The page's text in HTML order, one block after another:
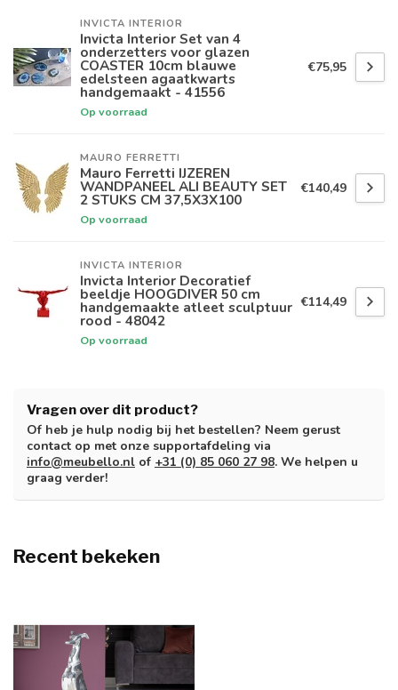
INVICTA INTERIOR
Invicta Interior Set van 4
onderzetters voor glazen
COASTER 10cm blauwe
edelsteen agaatkwarts
handgemaakt - 41556
Op voorraad
€75,95
MAURO FERRETTI
Mauro Ferretti IJZEREN
WANDPANEEL ALI BEAUTY SET
2 STUKS CM 37,5X3X100
Op voorraad
€140,49
INVICTA INTERIOR
Invicta Interior Decoratief
beeldje HOOGDIVER 50 cm
handgemaakte atleet sculptuur
rood - 48042
Op voorraad
€114,49
Vragen over dit product?
Of heb je hulp nodig bij het bestellen? Neem gerust
contact op met onze supportafdeling via
info@meubello.nl of +31 (0) 85 060 27 98. We helpen u
graag verder!
Recent bekeken